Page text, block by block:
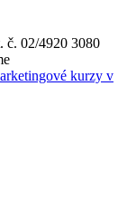
č. 02/4920 3080